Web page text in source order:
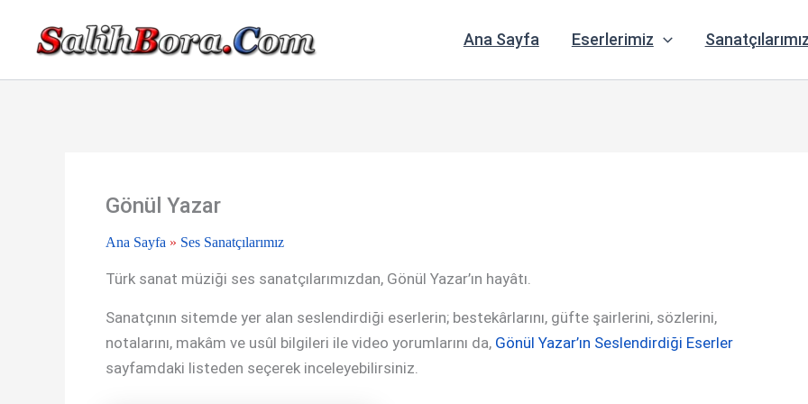
Ana Sayfa Eserlerimiz Sanatçılarımız
Gönül Yazar
Ana Sayfa » Ses Sanatçılarımız
Türk sanat müziği ses sanatçılarımızdan, Gönül Yazar’ın hayâtı.
Sanatçının sitemde yer alan seslendirdiği eserlerin; bestekârlarını, güfte şairlerini, sözlerini,
notalarını, makâm ve usûl bilgileri ile video yorumlarını da, Gönül Yazar’ın Seslendirdiği Eserler
sayfamdaki listeden seçerek inceleyebilirsiniz.